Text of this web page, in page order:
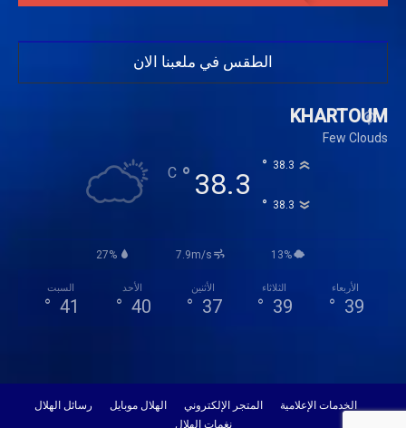
الطقس في ملعبنا الان
KHARTOUM
Few Clouds
38.3
°
C 38.3
°
38.3
°
27% 7.9m/s 13%
السبت
41
°
الأحد
40
°
الأثنين
37
°
الثلاثاء
39
°
الأربعاء
39
°
الخدمات الإعلامية المتجر الإلكتروني الهلال موبايل
رسائل الهلال
نغمات الهلال